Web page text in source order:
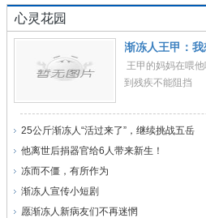
心灵花园
王甲的妈妈在喂
到残疾不能阻挡
25公斤渐冻人“活过来了”，继续挑战五岳
他离世后捐器官给6人带来新生！
冻而不僵，有所作为
渐冻人宣传小短剧
愿渐冻人新病友们不再迷惘